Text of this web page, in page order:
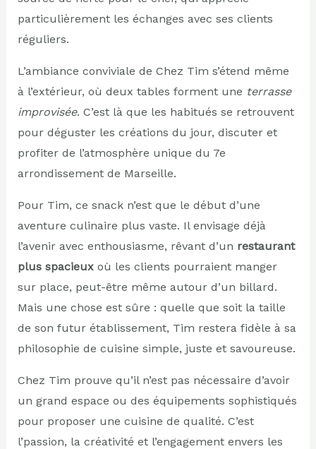
particulièrement les échanges avec ses clients
réguliers.
L’ambiance conviviale de Chez Tim s’étend même
à l’extérieur, où deux tables forment une terrasse
improvisée. C’est là que les habitués se retrouvent
pour déguster les créations du jour, discuter et
profiter de l’atmosphère unique du 7e
arrondissement de Marseille.
Pour Tim, ce snack n’est que le début d’une
aventure culinaire plus vaste. Il envisage déjà
l’avenir avec enthousiasme, rêvant d’un restaurant
plus spacieuxoù les clients pourraient manger
sur place, peut-être même autour d’un billard.
Mais une chose est sûre : quelle que soit la taille
de son futur établissement, Tim restera fidèle à sa
philosophie de cuisine simple, juste et savoureuse.
Chez Tim prouve qu’il n’est pas nécessaire d’avoir
un grand espace ou des équipements sophistiqués
pour proposer une cuisine de qualité. C’est
l’passion, la créativité et l’engagement envers les